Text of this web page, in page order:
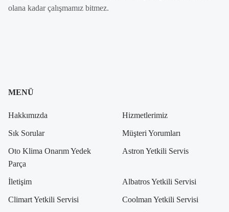
olana kadar çalışmamız bitmez.
MENÜ
Hakkımızda Hizmetlerimiz
Sık Sorular Müşteri Yorumları
Oto Klima Onarım Yedek
Parça
Astron Yetkili Servis
İletişim Albatros Yetkili Servisi
Climart Yetkili Servisi Coolman Yetkili Servisi